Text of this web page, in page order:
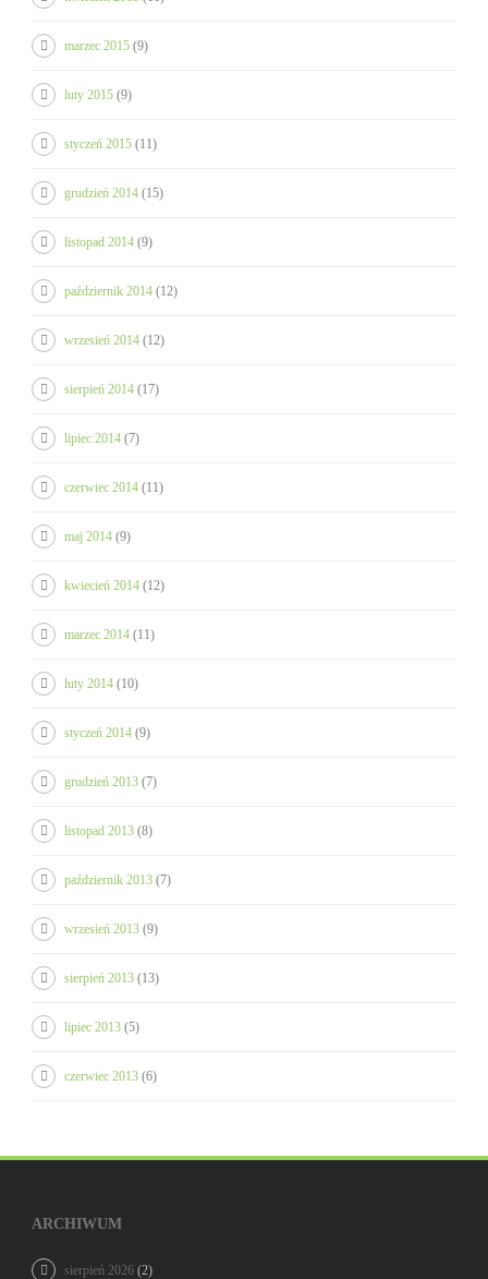
marzec 2015 (9)
luty 2015 (9)
styczeń 2015 (11)
grudzień 2014 (15)
listopad 2014 (9)
październik 2014 (12)
wrzesień 2014 (12)
sierpień 2014 (17)
lipiec 2014 (7)
czerwiec 2014 (11)
maj 2014 (9)
kwiecień 2014 (12)
marzec 2014 (11)
luty 2014 (10)
styczeń 2014 (9)
grudzień 2013 (7)
listopad 2013 (8)
październik 2013 (7)
wrzesień 2013 (9)
sierpień 2013 (13)
lipiec 2013 (5)
czerwiec 2013 (6)
ARCHIWUM
sierpień 2026 (2)